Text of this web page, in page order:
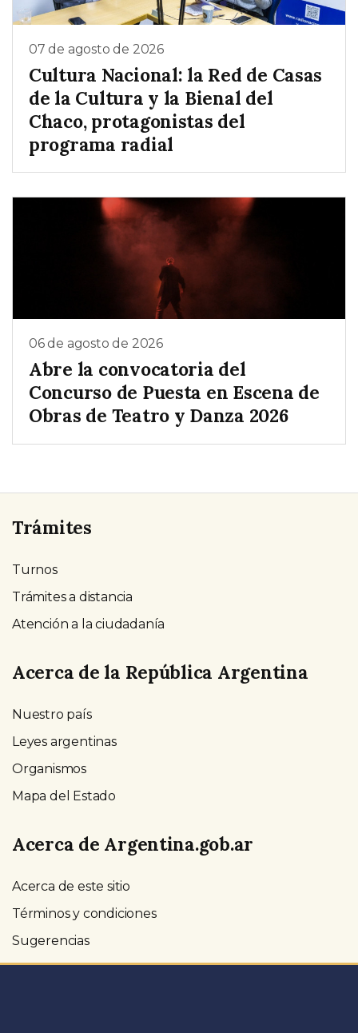
07 de agosto de 2026
Cultura Nacional: la Red de Casas
de la Cultura y la Bienal del
Chaco, protagonistas del
programa radial
06 de agosto de 2026
Abre la convocatoria del
Concurso de Puesta en Escena de
Obras de Teatro y Danza 2026
Trámites
Turnos
Trámites a distancia
Atención a la ciudadanía
Acerca de la República Argentina
Nuestro país
Leyes argentinas
Organismos
Mapa del Estado
Acerca de Argentina.gob.ar
Acerca de este sitio
Términos y condiciones
Sugerencias